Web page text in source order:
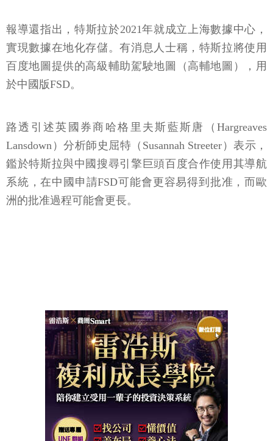
報導還指出，特斯拉於2021年就成立上海數據中心，
實現數據在地化存儲。有消息人士稱，特斯拉將使用
百度地圖提供的高級輔助駕駛地圖（高輔地圖），用
於中國版FSD。
路透引述英國券商哈格里夫斯藍斯唐（Hargreaves
Lansdown）分析師史屈特（Susannah Streeter）表示，
鑑於特斯拉與中國搜尋引擎巨頭百度合作使用其導航
系統，在中國申請FSD可能會更容易得到批准，而歐
洲的批准過程可能會更長。